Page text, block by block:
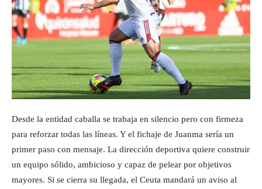
Desde la entidad caballa se trabaja en silencio pero con firmeza
para reforzar todas las líneas. Y el fichaje de Juanma sería un
primer paso con mensaje. La dirección deportiva quiere construir
un equipo sólido, ambicioso y capaz de pelear por objetivos
mayores. Si se cierra su llegada, el Ceuta mandará un aviso al